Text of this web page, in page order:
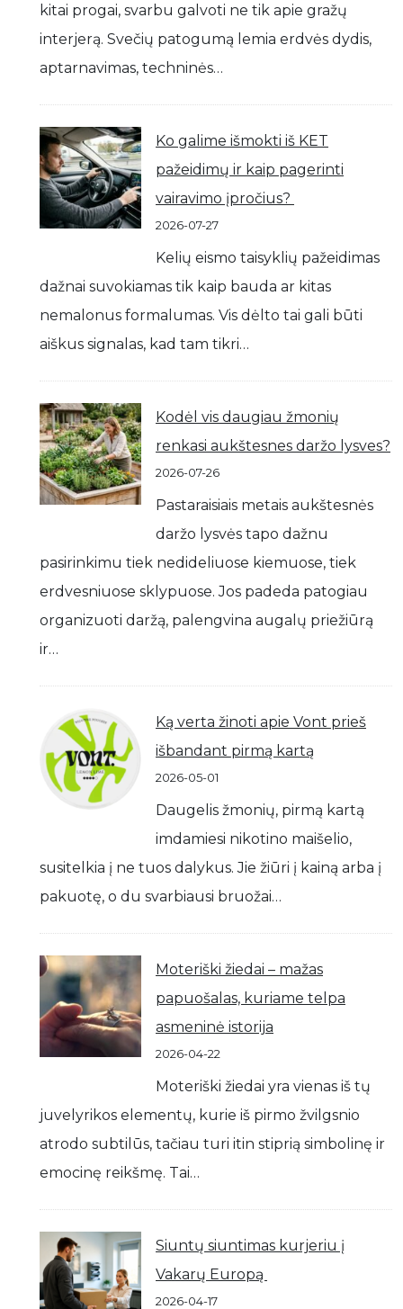
kitai progai, svarbu galvoti ne tik apie gražų
interjerą. Svečių patogumą lemia erdvės dydis,
aptarnavimas, techninės…
Ko galime išmokti iš KET
pažeidimų ir kaip pagerinti
vairavimo įpročius?
2026-07-27
Kelių eismo taisyklių pažeidimas
dažnai suvokiamas tik kaip bauda ar kitas
nemalonus formalumas. Vis dėlto tai gali būti
aiškus signalas, kad tam tikri…
Kodėl vis daugiau žmonių
renkasi aukštesnes daržo lysves?
2026-07-26
Pastaraisiais metais aukštesnės
daržo lysvės tapo dažnu
pasirinkimu tiek nedideliuose kiemuose, tiek
erdvesniuose sklypuose. Jos padeda patogiau
organizuoti daržą, palengvina augalų priežiūrą
ir…
Ką verta žinoti apie Vont prieš
išbandant pirmą kartą
2026-05-01
Daugelis žmonių, pirmą kartą
imdamiesi nikotino maišelio,
susitelkia į ne tuos dalykus. Jie žiūri į kainą arba į
pakuotę, o du svarbiausi bruožai…
Moteriški žiedai – mažas
papuošalas, kuriame telpa
asmeninė istorija
2026-04-22
Moteriški žiedai yra vienas iš tų
juvelyrikos elementų, kurie iš pirmo žvilgsnio
atrodo subtilūs, tačiau turi itin stiprią simbolinę ir
emocinę reikšmę. Tai…
Siuntų siuntimas kurjeriu į
Vakarų Europą
2026-04-17